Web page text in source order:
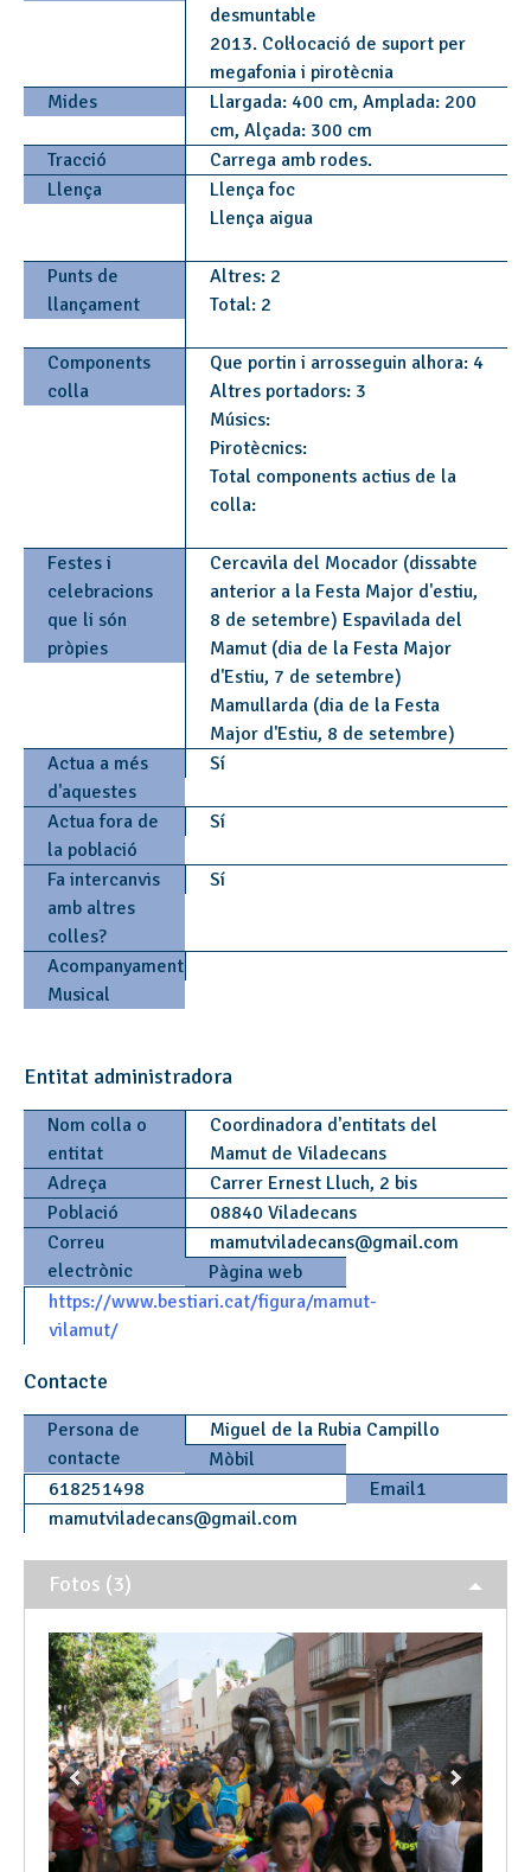
desmuntable
2013. Col·locació de suport per
megafonia i pirotècnia
Mides
Llargada: 400 cm, Amplada: 200
cm, Alçada: 300 cm
Tracció
Carrega amb rodes.
Llença
Llença foc
Llença aigua
Punts de
llançament
Altres: 2
Total: 2
Components
colla
Que portin i arrosseguin alhora: 4
Altres portadors: 3
Músics:
Pirotècnics:
Total components actius de la
colla:
Festes i
celebracions
que li són
pròpies
Cercavila del Mocador (dissabte
anterior a la Festa Major d'estiu,
8 de setembre) Espavilada del
Mamut (dia de la Festa Major
d'Estiu, 7 de setembre)
Mamullarda (dia de la Festa
Major d'Estiu, 8 de setembre)
Actua a més
d'aquestes
Sí
Actua fora de
la població
Sí
Fa intercanvis
amb altres
colles?
Sí
Acompanyament
Musical
Entitat administradora
Nom colla o
entitat
Coordinadora d'entitats del
Mamut de Viladecans
Adreça
Carrer Ernest Lluch, 2 bis
Població
08840 Viladecans
Correu
electrònic
mamutviladecans@gmail.com
Pàgina web
https://www.bestiari.cat/figura/mamut-
vilamut/
Contacte
Persona de
contacte
Miguel de la Rubia Campillo
Mòbil
618251498
Email1
mamutviladecans@gmail.com
Fotos (3)